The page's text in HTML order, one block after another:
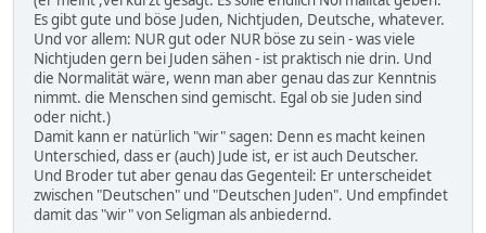
Es gibt gute und böse Juden, Nichtjuden, Deutsche, whatever.
Und vor allem: NUR gut oder NUR böse zu sein - was viele
Nichtjuden gern bei Juden sähen - ist praktisch nie drin. Und
die Normalität wäre, wenn man aber genau das zur Kenntnis
nimmt. die Menschen sind gemischt. Egal ob sie Juden sind
oder nicht.)
Damit kann er natürlich "wir" sagen: Denn es macht keinen
Unterschied, dass er (auch) Jude ist, er ist auch Deutscher.
Und Broder tut aber genau das Gegenteil: Er unterscheidet
zwischen "Deutschen" und "Deutschen Juden". Und empfindet
damit das "wir" von Seligman als anbiedernd.